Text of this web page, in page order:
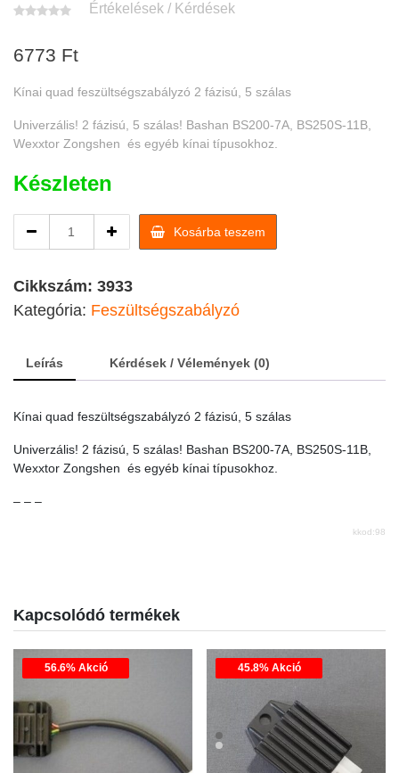
Értékelések / Kérdések
6773 Ft
Kínai quad feszültségszabályzó 2 fázisú, 5 szálas
Univerzális! 2 fázisú, 5 szálas! Bashan BS200-7A, BS250S-11B,
Wexxtor Zongshen és egyéb kínai típusokhoz.
Készleten
quad
5
Kosárba teszem
Cikkszám: 3933
Kategória: Feszültségszabályzó
Leírás Kérdések / Vélemények (0)
Kínai quad feszültségszabályzó 2 fázisú, 5 szálas
Univerzális! 2 fázisú, 5 szálas! Bashan BS200-7A, BS250S-11B,
Wexxtor Zongshen és egyéb kínai típusokhoz.
– – –
kkod:98
Kapcsolódó termékek
56.6% Akció 45.8% Akció